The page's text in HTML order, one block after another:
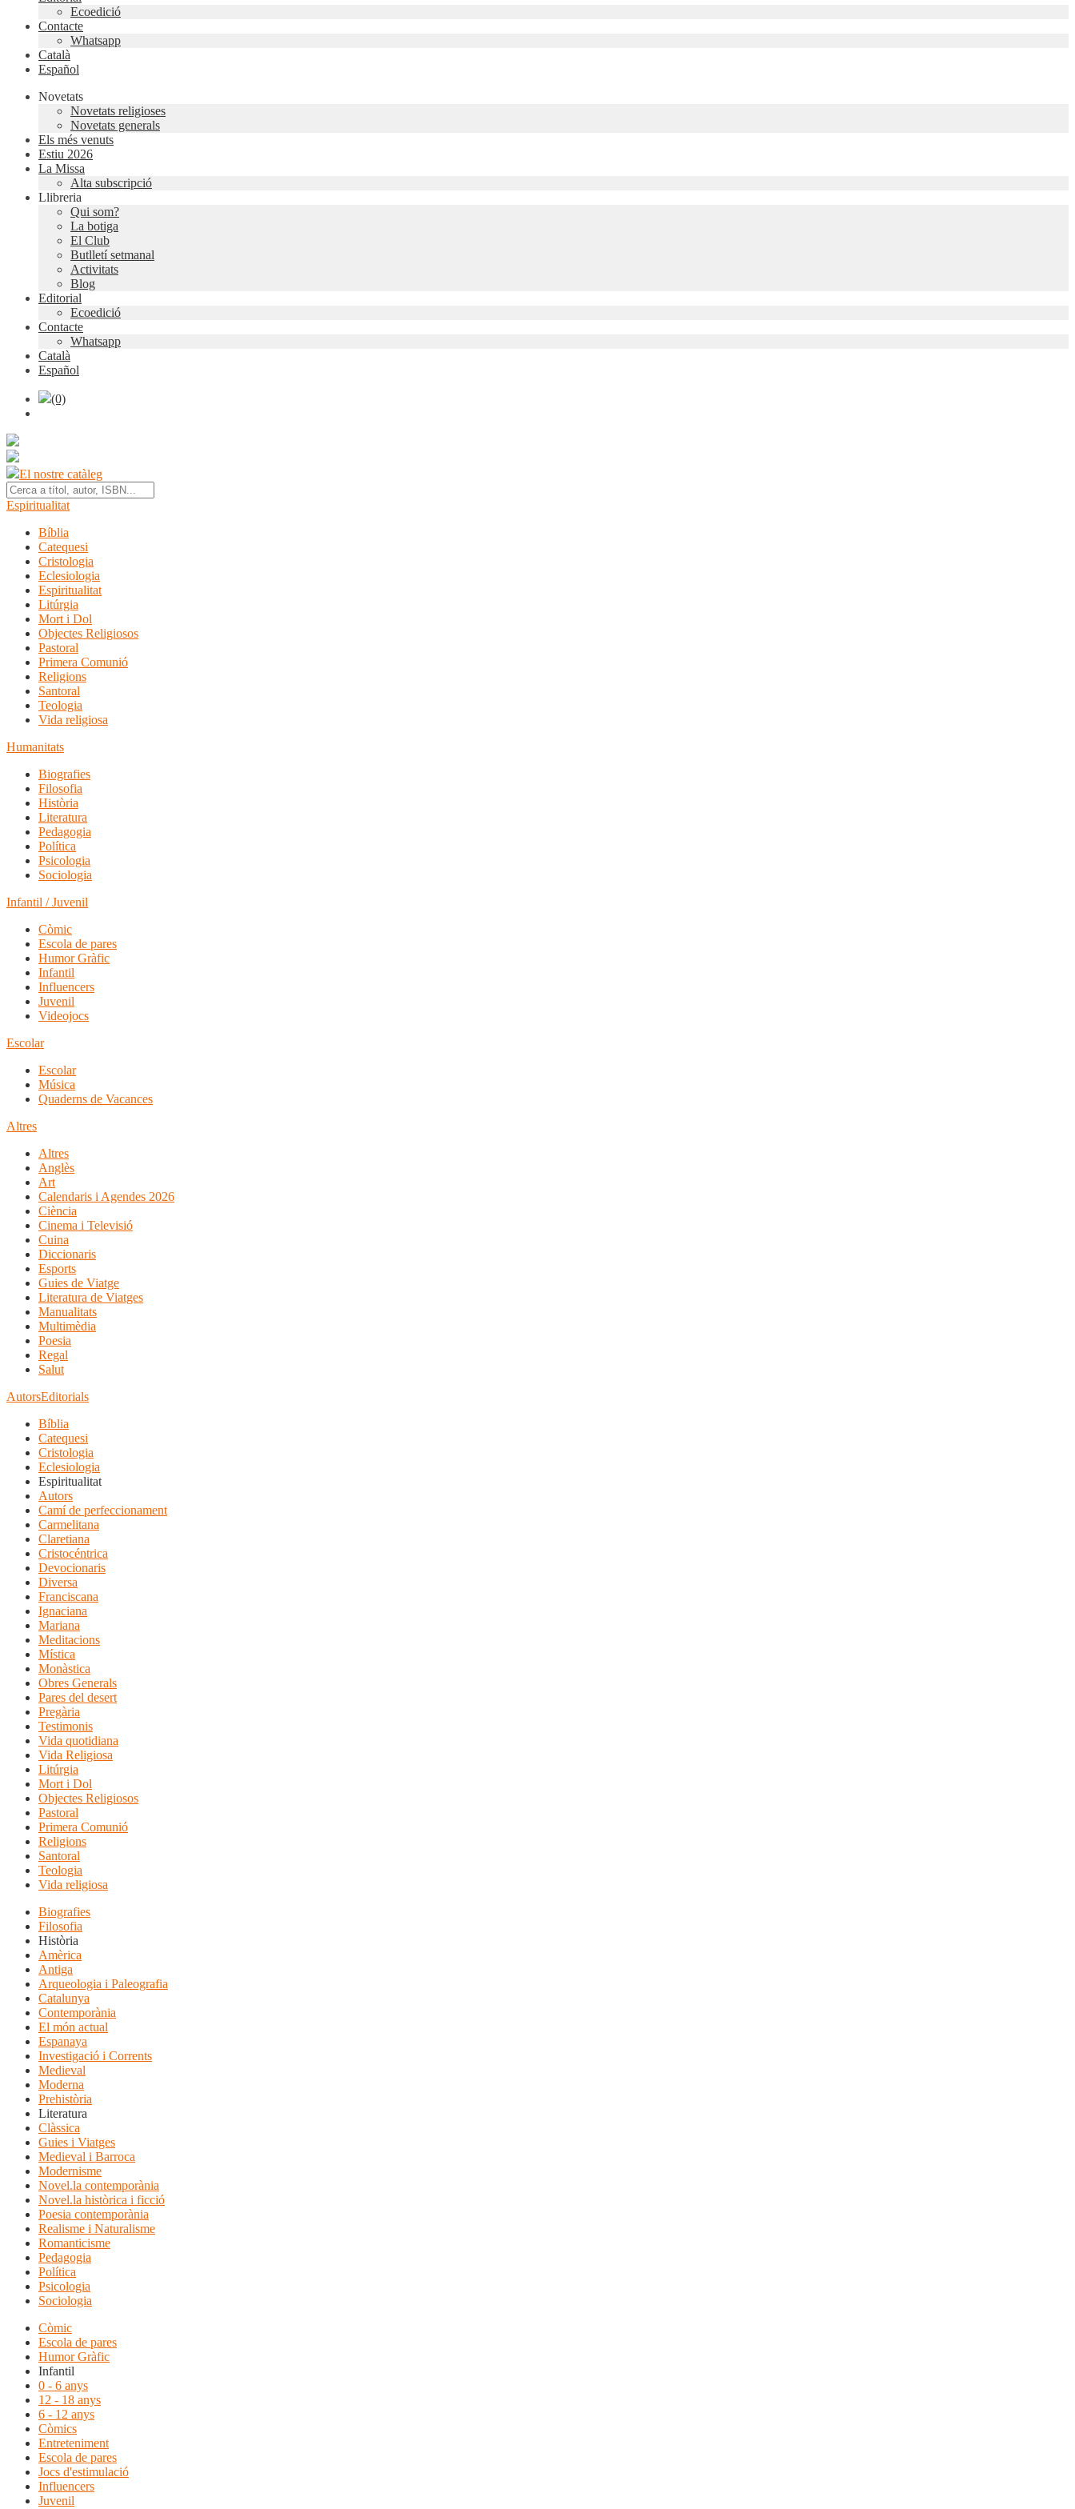
Ecoedició
Contacte
Whatsapp
Català
Español
Novetats
Novetats religioses
Novetats generals
Els més venuts
Estiu 2026
La Missa
Alta subscripció
Llibreria
Qui som?
La botiga
El Club
Butlletí setmanal
Activitats
Blog
Editorial
Ecoedició
Contacte
Whatsapp
Català
Español
(0)
El nostre catàleg
Espiritualitat
Bíblia
Catequesi
Cristologia
Eclesiologia
Espiritualitat
Litúrgia
Mort i Dol
Objectes Religiosos
Pastoral
Primera Comunió
Religions
Santoral
Teologia
Vida religiosa
Humanitats
Biografies
Filosofia
Història
Literatura
Pedagogia
Política
Psicologia
Sociologia
Infantil / Juvenil
Còmic
Escola de pares
Humor Gràfic
Infantil
Influencers
Juvenil
Videojocs
Escolar
Escolar
Música
Quaderns de Vacances
Altres
Altres
Anglès
Art
Calendaris i Agendes 2026
Ciència
Cinema i Televisió
Cuina
Diccionaris
Esports
Guies de Viatge
Literatura de Viatges
Manualitats
Multimèdia
Poesia
Regal
Salut
AutorsEditorials
Bíblia
Catequesi
Cristologia
Eclesiologia
Espiritualitat
Autors
Camí de perfeccionament
Carmelitana
Claretiana
Cristocéntrica
Devocionaris
Diversa
Franciscana
Ignaciana
Mariana
Meditacions
Mística
Monàstica
Obres Generals
Pares del desert
Pregària
Testimonis
Vida quotidiana
Vida Religiosa
Litúrgia
Mort i Dol
Objectes Religiosos
Pastoral
Primera Comunió
Religions
Santoral
Teologia
Vida religiosa
Biografies
Filosofia
Història
Amèrica
Antiga
Arqueologia i Paleografia
Catalunya
Contemporània
El món actual
Espanaya
Investigació i Corrents
Medieval
Moderna
Prehistòria
Literatura
Clàssica
Guies i Viatges
Medieval i Barroca
Modernisme
Novel.la contemporània
Novel.la històrica i ficció
Poesia contemporània
Realisme i Naturalisme
Romanticisme
Pedagogia
Política
Psicologia
Sociologia
Còmic
Escola de pares
Humor Gràfic
Infantil
0 - 6 anys
12 - 18 anys
6 - 12 anys
Còmics
Entreteniment
Escola de pares
Jocs d'estimulació
Influencers
Juvenil